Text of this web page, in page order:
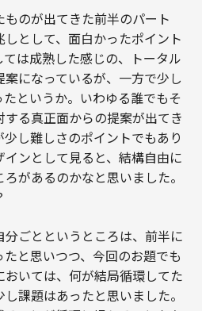
ものが出てきた前半のパート
として、面白かったポイント
は成熟した感じの、トータル
になっているが、一方で少し
というか。いわゆる誰でもそ
する真正面からの提案が出てき
し難しさのポイントでもあり
インとして見ると、結構自由に
があるのかなと思いました。
分ごとというところは、前半に
と思いつつ、今回のお題でも
おいては、何が結局循環してた
課題はあったと思いました。